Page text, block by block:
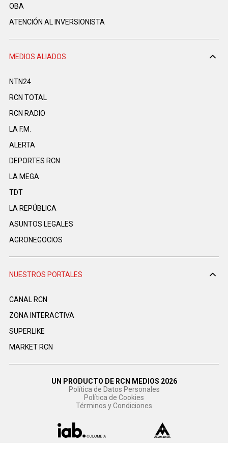
OBA
ATENCIÓN AL INVERSIONISTA
MEDIOS ALIADOS
NTN24
RCN TOTAL
RCN RADIO
LA F.M.
ALERTA
DEPORTES RCN
LA MEGA
TDT
LA REPÚBLICA
ASUNTOS LEGALES
AGRONEGOCIOS
NUESTROS PORTALES
CANAL RCN
ZONA INTERACTIVA
SUPERLIKE
MARKET RCN
UN PRODUCTO DE RCN MEDIOS 2026
Política de Datos Personales
Política de Cookies
Términos y Condiciones